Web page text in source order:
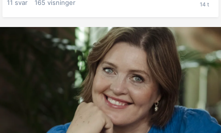
11 svar 165 visninger